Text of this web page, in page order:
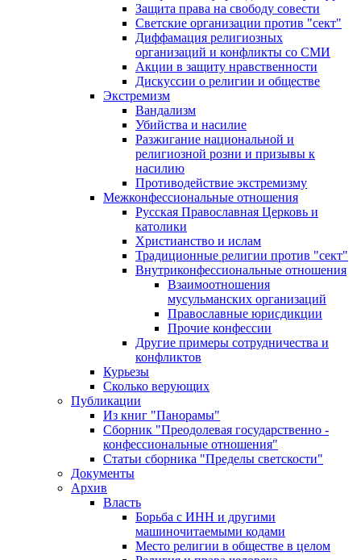
Защита права на свободу совести
Светские организации против "сект"
Диффамация религиозных
организаций и конфликты со СМИ
Акции в защиту нравственности
Дискуссии о религии и обществе
Экстремизм
Вандализм
Убийства и насилие
Разжигание национальной и
религиозной розни и призывы к
насилию
Противодействие экстремизму
Межконфессиональные отношения
Русская Православная Церковь и
католики
Христианство и ислам
Традиционные религии против "сект"
Внутриконфессиональные отношения
Взаимоотношения
мусульманских организаций
Православные юрисдикции
Прочие конфессии
Другие примеры сотрудничества и
конфликтов
Курьезы
Сколько верующих
Публикации
Из книг "Панорамы"
Сборник "Преодолевая государственно -
конфессиональные отношения"
Статьи сборника "Пределы светскости"
Документы
Архив
Власть
Борьба с ИНН и другими
машиночитаемыми кодами
Место религии в обществе в целом